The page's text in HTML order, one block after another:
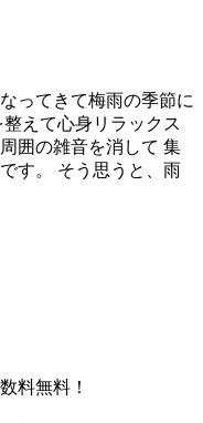
ってきて梅雨の季節に
えて心身リラックス
囲の雑音を消して 集
す。 そう思うと、雨
料無料 ！